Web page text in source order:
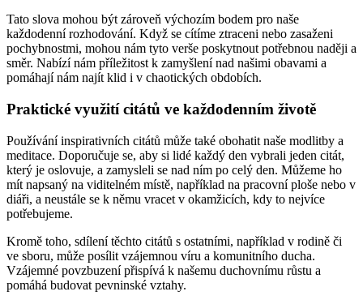
Tato slova mohou být zároveň výchozím bodem pro naše
každodenní rozhodování. Když se cítíme ztraceni nebo zasaženi
pochybnostmi, mohou nám tyto verše poskytnout potřebnou naději a
směr. Nabízí nám příležitost k zamyšlení nad našimi obavami a
pomáhají nám najít klid i v chaotických obdobích.
Praktické využití citátů ve každodenním životě
Používání inspirativních citátů může také obohatit naše modlitby a
meditace. Doporučuje se, aby si lidé každý den vybrali jeden citát,
který je oslovuje, a zamysleli se nad ním po celý den. Můžeme ho
mít napsaný na viditelném místě, například na pracovní ploše nebo v
diáři, a neustále se k němu vracet v okamžicích, kdy to nejvíce
potřebujeme.
Kromě toho, sdílení těchto citátů s ostatními, například v rodině či
ve sboru, může posílit vzájemnou víru a komunitního ducha.
Vzájemné povzbuzení přispívá k našemu duchovnímu růstu a
pomáhá budovat pevninské vztahy.